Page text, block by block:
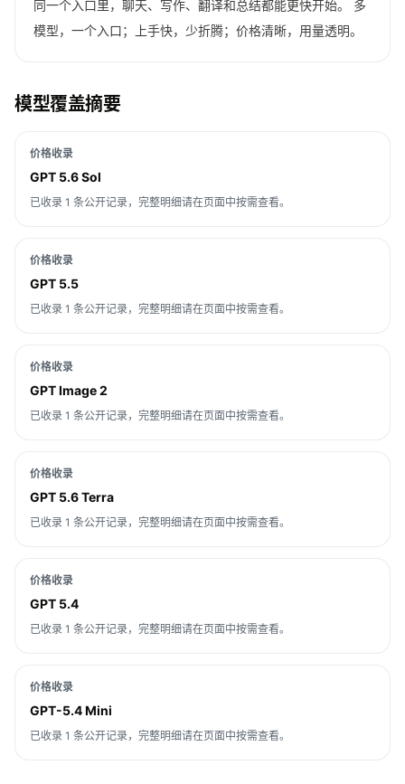
同一个入口里，聊天、写作、翻译和总结都能更快开始。 多
模型，一个入口；上手快，少折腾；价格清晰，用量透明。
模型覆盖摘要
价格收录
GPT 5.6 Sol
已收录 1 条公开记录，完整明细请在页面中按需查看。
价格收录
GPT 5.5
已收录 1 条公开记录，完整明细请在页面中按需查看。
价格收录
GPT Image 2
已收录 1 条公开记录，完整明细请在页面中按需查看。
价格收录
GPT 5.6 Terra
已收录 1 条公开记录，完整明细请在页面中按需查看。
价格收录
GPT 5.4
已收录 1 条公开记录，完整明细请在页面中按需查看。
价格收录
GPT-5.4 Mini
已收录 1 条公开记录，完整明细请在页面中按需查看。